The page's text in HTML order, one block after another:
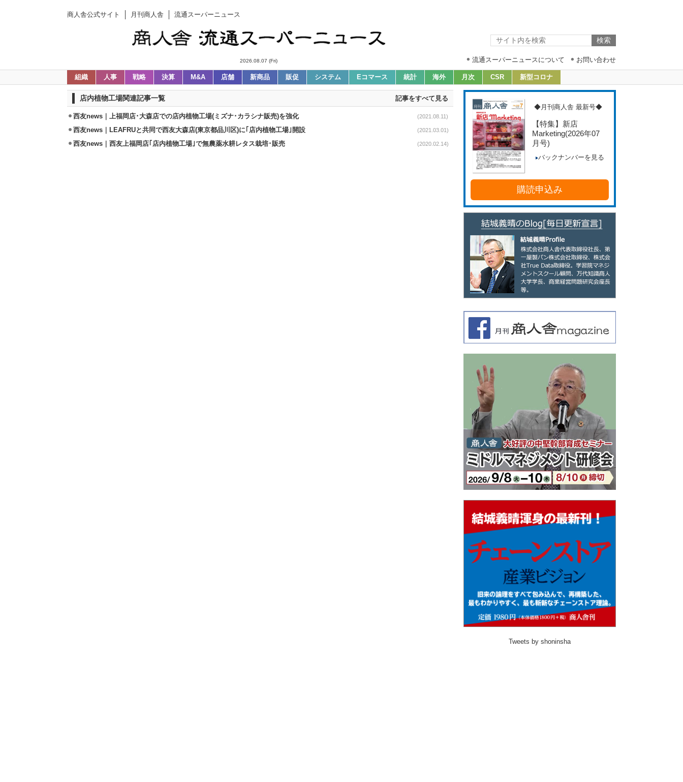
商人舎公式サイト 月刊商人舎 流通スーパーニュース
2026.08.07 (Fri) 流通スーパーニュースについて お問い合わせ
組織 人事 戦略 決算 M&A 店舗 新商品 販促 システム Eコマース 統計 海外 月次 CSR 新型コロナ
店内植物工場関連記事一覧 記事をすべて見る
西友news｜上福岡店･大森店での店内植物工場(ミズナ･カラシナ販売)を強化 (2021.08.11)
西友news｜LEAFRUと共同で西友大森店(東京都品川区)に｢店内植物工場｣開設 (2021.03.01)
西友news｜西友上福岡店｢店内植物工場｣で無農薬水耕レタス栽培･販売 (2020.02.14)
◆月刊商人舎 最新号◆
【特集】新店
Marketing(2026年07
月号)
バックナンバーを見る
購読申込み
Tweets by shoninsha